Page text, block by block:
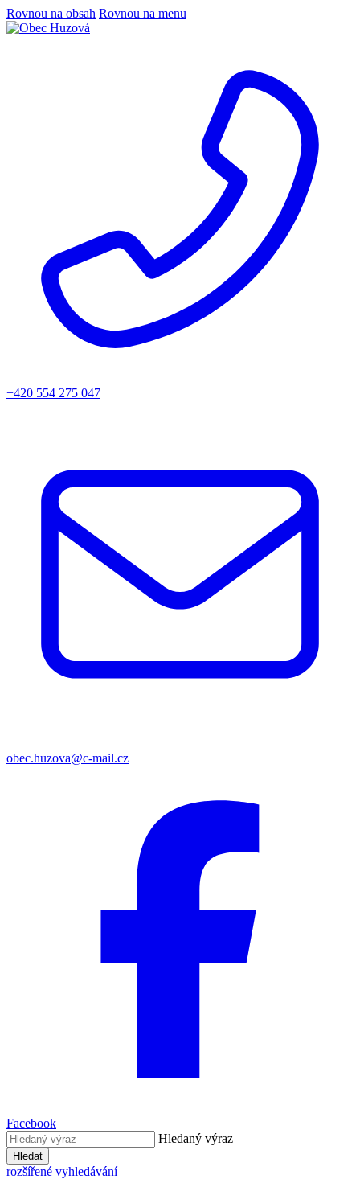
Rovnou na obsah Rovnou na menu
+420 554 275 047
obec.huzova@c-mail.cz
Facebook
Hledaný výraz
Hledat
rozšířené vyhledávání